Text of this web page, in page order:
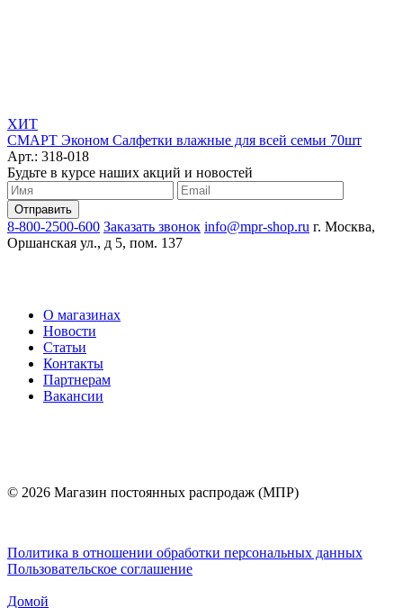
ХИТ
СМАРТ Эконом Салфетки влажные для всей семьи 70шт
Арт.: 318-018
Будьте в курсе наших акций и новостей
8-800-2500-600 Заказать звонок info@mpr-shop.ru г. Москва,
Оршанская ул., д 5, пом. 137
О магазинах
Новости
Статьи
Контакты
Партнерам
Вакансии
© 2026 Магазин постоянных распродаж (МПР)
Политика в отношении обработки персональных данных
Пользовательское соглашение
Домой